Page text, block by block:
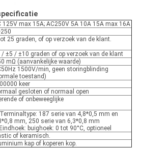
125V max 15A; AC250V 5A 10A 15A max 16A
25 graden, of op verzoek van de klant.
/ ±5 / ±10 graden of op verzoek van de klant
mΩ (aanvankelijke waarde)
1500V/min, geen storingblinding
toestand)
keer
gesloten of normaal open
of onbeweeglijke
187 serie van 4,8*0,5 mm en
mm, 250 serie van 6,3*0,8 mm
buighoek: 0 tot 90°C, optioneel
of keramisch.
kap of koperen kop.